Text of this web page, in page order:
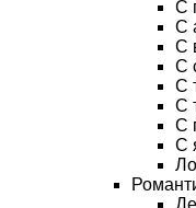
С
С
С
С
С
С
С
С